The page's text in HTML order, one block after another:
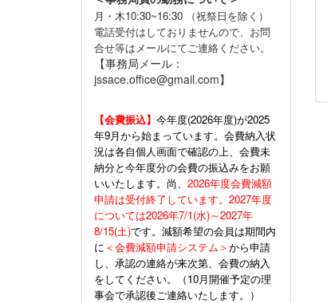
月・木10:30~16:30 （祝祭日を除く）
電話受付はしておりませんので、お問
合せ等はメールにてご連絡ください。
【事務局メール：
jssace.office@gmail.com】
【会費振込】 今年度(2026年度)が2025
年9月から始まっています。会費納入状
況は各自個人画面で確認の上、会費未
納分と今年度分の会費の振込みをお願
いいたします。尚、 2026年度会費減額
申請は受付終了しています。2027年度
については2026年7/1(水)～2027年
8/15(土)です。減額希望の会員は期間内
に ＜会費減額申請システム＞から申請
し、承認の連絡が来次第、会費の納入
をしてください。（10月開催予定の理
事会で承認後ご連絡いたします。）